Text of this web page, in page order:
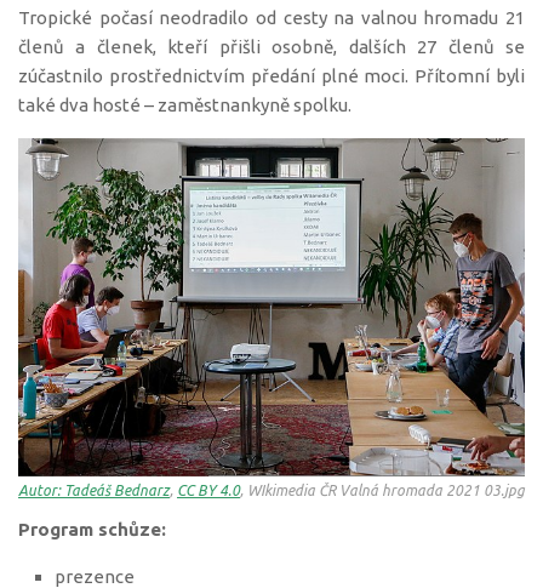
Tropické počasí neodradilo od cesty na valnou hromadu 21
členů a členek, kteří přišli osobně, dalších 27 členů se
zúčastnilo prostřednictvím předání plné moci. Přítomní byli
také dva hosté – zaměstnankyně spolku.
Autor: Tadeáš Bednarz, CC BY 4.0, WIkimedia ČR Valná hromada 2021 03.jpg
Program schůze:
prezence